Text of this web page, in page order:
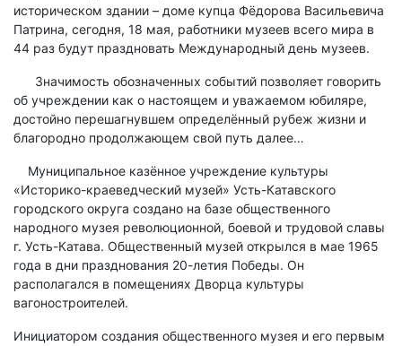
историческом здании – доме купца Фёдорова Васильевича
Патрина, сегодня, 18 мая, работники музеев всего мира в
44 раз будут праздновать Международный день музеев.
Значимость обозначенных событий позволяет говорить
об учреждении как о настоящем и уважаемом юбиляре,
достойно перешагнувшем определённый рубеж жизни и
благородно продолжающем свой путь далее…
Муниципальное казённое учреждение культуры
«Историко-краеведческий музей» Усть-Катавского
городского округа создано на базе общественного
народного музея революционной, боевой и трудовой славы
г. Усть-Катава. Общественный музей открылся в мае 1965
года в дни празднования 20-летия Победы. Он
располагался в помещениях Дворца культуры
вагоностроителей.
Инициатором создания общественного музея и его первым